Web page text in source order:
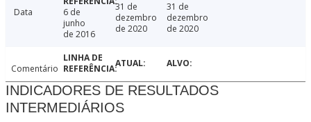
Data
6 de
junho
de 2016
31 de
dezembro
de 2020
31 de
dezembro
de 2020
Comentário
INDICADORES DE RESULTADOS
INTERMEDIÁRIOS